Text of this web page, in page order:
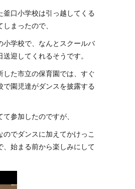
釜口小学校は引っ越してくる
まったので、
小学校で、なんとスクールバ
送迎してくれるそうです。
した市立の保育園では、すぐ
で園児達がダンスを披露する
参加したのですが、
のでダンスに加えてかけっこ
、始まる前から楽しみにして